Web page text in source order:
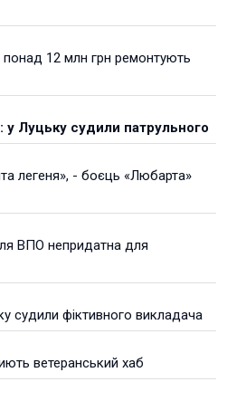
12 млн грн ремонтують
Луцьку судили патрульного
легеня», - боєць «Любарта»
ВПО непридатна для
судили фіктивного викладача
ветеранський хаб